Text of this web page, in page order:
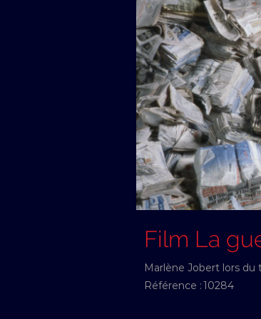
Film La
Marlène Jobert lors du
Référence :10284